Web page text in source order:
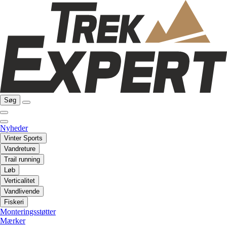
Søg
Nyheder
Vinter Sports
Vandreture
Trail running
Løb
Verticalitet
Vandlivende
Fiskeri
Monteringsstøtter
Mærker